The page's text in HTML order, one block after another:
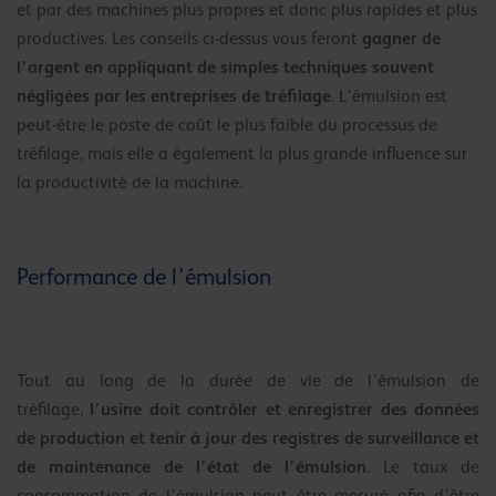
et par des machines plus propres et donc plus rapides et plus
productives. Les conseils ci-dessus vous feront gagner de
l’argent en appliquant de simples techniques souvent
négligées par les entreprises de tréfilage. L’émulsion est
peut-être le poste de coût le plus faible du processus de
tréfilage, mais elle a également la plus grande influence sur
la productivité de la machine.
Performance de l’émulsion
Tout au long de la durée de vie de l’émulsion de
tréfilage, l’usine doit contrôler et enregistrer des données
de production et tenir à jour des registres de surveillance et
de maintenance de l’état de l’émulsion. Le taux de